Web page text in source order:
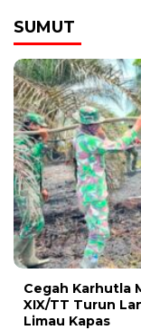
SUMUT
Cegah Karhutla
XIX/TT Turun
Limau Kapas